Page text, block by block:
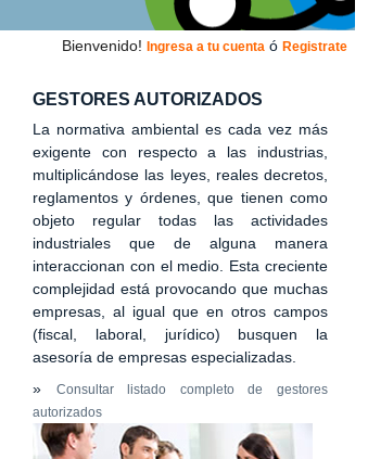
Bienvenido! Ingresa a tu cuenta ó Registrate
GESTORES AUTORIZADOS
La normativa ambiental es cada vez más
exigente con respecto a las industrias,
multiplicándose las leyes, reales decretos,
reglamentos y órdenes, que tienen como
objeto regular todas las actividades
industriales que de alguna manera
interaccionan con el medio. Esta creciente
complejidad está provocando que muchas
empresas, al igual que en otros campos
(fiscal, laboral, jurídico) busquen la
asesoría de empresas especializadas.
» Consultar listado completo de gestores
autorizados